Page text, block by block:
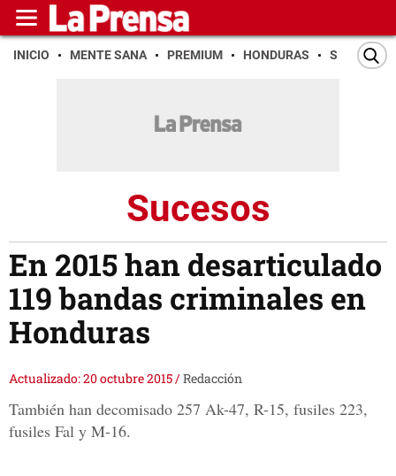
INICIO MENTE SANA PREMIUM HONDURAS SAN PEDRO
Sucesos
En 2015 han desarticulado
119 bandas criminales en
Honduras
Actualizado: 20 octubre 2015/Redacción
También han decomisado 257 Ak-47, R-15, fusiles 223,
fusiles Fal y M-16.